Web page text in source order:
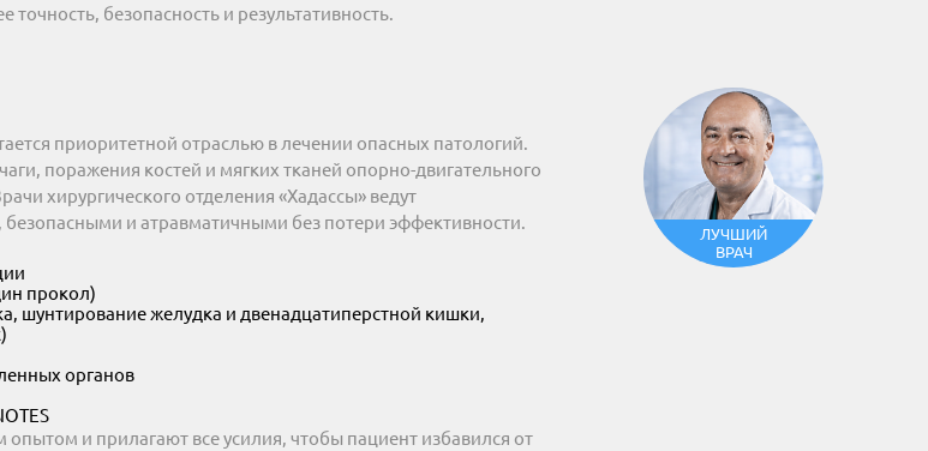
безопасность и результативность.
приоритетной отраслью в лечении опасных патологий.
поражения костей и мягких тканей опорно-двигательного
хирургического отделения «Хадассы» ведут
и атравматичными без потери эффективности.
прокол)
шунтирование желудка и двенадцатиперстной кишки,
органов
и прилагают все усилия, чтобы пациент избавился от
ЛУЧШИЙ
ВРАЧ